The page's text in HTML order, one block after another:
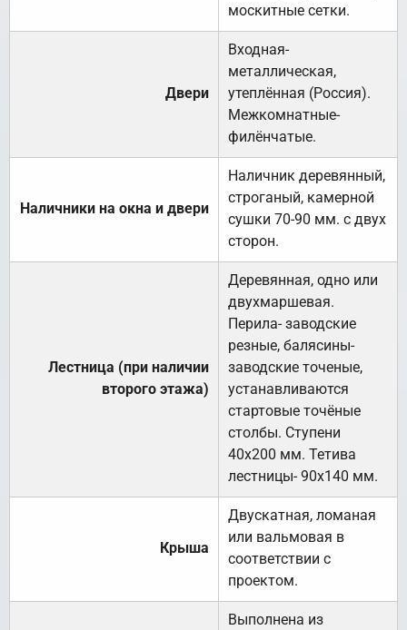
москитные сетки.
Двери
Входная-
металлическая,
утеплённая (Россия).
Межкомнатные-
филёнчатые.
Наличники на окна и двери
Наличник деревянный,
строганый, камерной
сушки 70-90 мм. с двух
сторон.
Лестница (при наличии
второго этажа)
Деревянная, одно или
двухмаршевая.
Перила- заводские
резные, балясины-
заводские точеные,
устанавливаются
стартовые точёные
столбы. Ступени
40х200 мм. Тетива
лестницы- 90х140 мм.
Крыша
Двускатная, ломаная
или вальмовая в
соответствии с
проектом.
Выполнена из